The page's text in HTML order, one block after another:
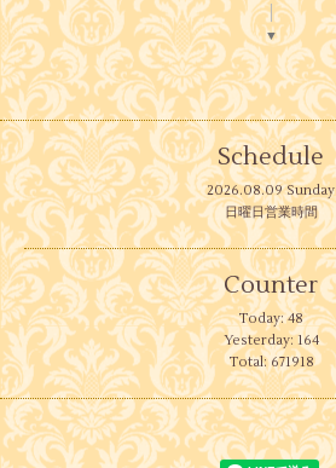
▼
Schedule
2026.08.09 Sunday
日曜日営業時間
Counter
Today:48
Yesterday:164
Total: 671918